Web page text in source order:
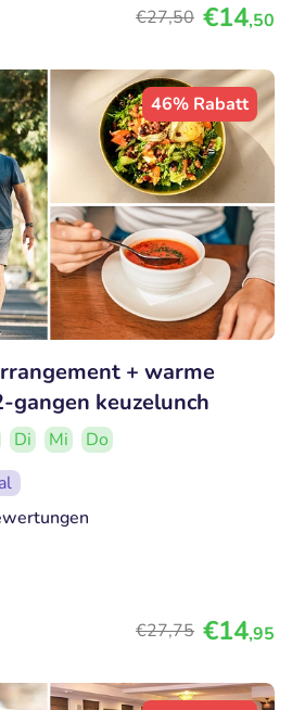
€27,50 €14,50
46% Rabatt
+ warme
gangen keuzelunch
Di Mi
Do
€27,75 €14,95